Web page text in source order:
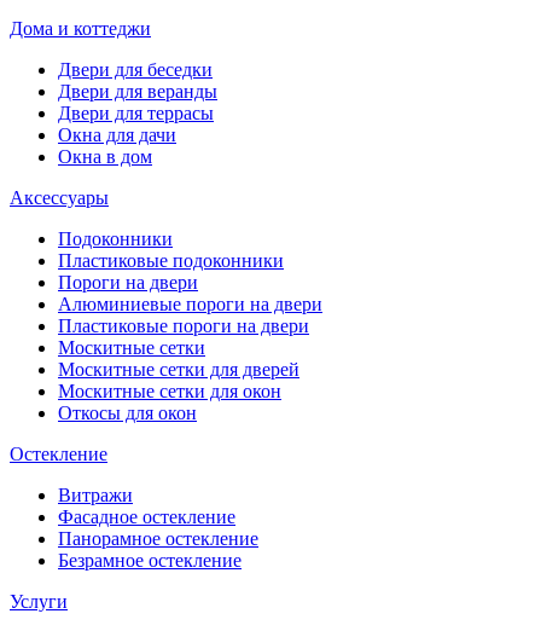
Дома и коттеджи
Двери для беседки
Двери для веранды
Двери для террасы
Окна для дачи
Окна в дом
Аксессуары
Подоконники
Пластиковые подоконники
Пороги на двери
Алюминиевые пороги на двери
Пластиковые пороги на двери
Москитные сетки
Москитные сетки для дверей
Москитные сетки для окон
Откосы для окон
Остекление
Витражи
Фасадное остекление
Панорамное остекление
Безрамное остекление
Услуги